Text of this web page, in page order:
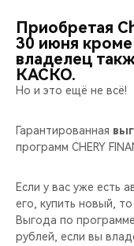
НАШИ МЕРОПРИЯТИЯ
ВИДЕООБЗОРЫ
CHERY ДЛЯ ДЕТЕЙ
Приобретая
30 июня
владелец
КАСКО.
Но и это ещё не всё!
Гарантированная
программ CHERY
Если у вас уже есть
его, купить новый,
Выгода по программе
рублей, если вы